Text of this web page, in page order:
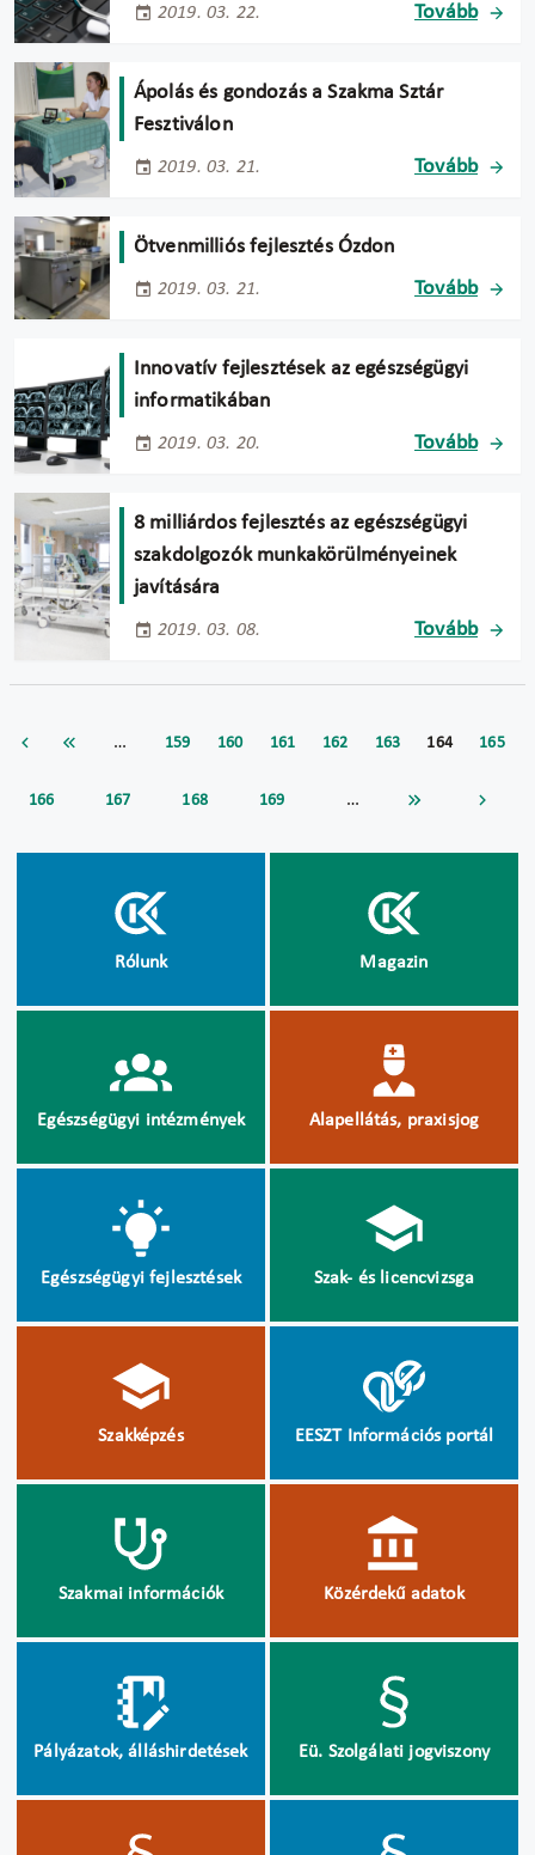
2019. 03. 22. Tovább
Ápolás és gondozás a Szakma Sztár
Fesztiválon
2019. 03. 21. Tovább
Ötvenmilliós fejlesztés Ózdon
2019. 03. 21. Tovább
Innovatív fejlesztések az egészségügyi
informatikában
2019. 03. 20. Tovább
8 milliárdos fejlesztés az egészségügyi
szakdolgozók munkakörülményeinek
javítására
2019. 03. 08. Tovább
… 159 160 161 162 163 164 165
166 167 168 169 …
Rólunk Magazin
Egészségügyi intézmények Alapellátás, praxisjog
Egészségügyi fejlesztések Szak- és licencvizsga
Szakképzés EESZT Információs portál
Szakmai információk Közérdekű adatok
Pályázatok, álláshirdetések Eü. Szolgálati jogviszony